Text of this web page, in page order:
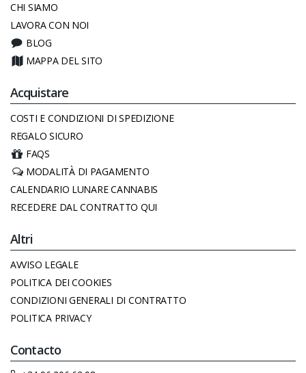
CHI SIAMO
LAVORA CON NOI
BLOG
MAPPA DEL SITO
Acquistare
COSTI E CONDIZIONI DI SPEDIZIONE
REGALO SICURO
FAQS
MODALITÀ DI PAGAMENTO
CALENDARIO LUNARE CANNABIS
RECEDERE DAL CONTRATTO QUI
Altri
AVVISO LEGALE
POLITICA DEI COOKIES
CONDIZIONI GENERALI DI CONTRATTO
POLITICA PRIVACY
Contacto